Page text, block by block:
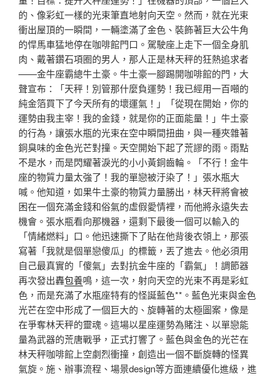
的、像彩虹一樣的光束筆直地射向天空。然而，就在光束
衝出屋頂的一瞬間，一輛塗滿了金色、裝飾著巨大公牛角
的悍馬車猛地停在咖啡館門口。駕駛座上走下一個全身肌
肉、戴著鑽石項圈的男人，那人正是林天秤的狂熱追求者
——金牛座霸總牛土豪。牛土豪一腳踢開咖啡館的門，大
聲宣布：「天秤！別管那什麼負運勢！我已經用一百噸的
純金箔買下了今天所有的壞運氣！」「從現在開始，你的
運勢由我主宰！我的金錢，就是你的正面能量！」牛土豪
的行為，讓張水瓶的光束在空中瞬間扭曲，與一種夾雜著
銅臭味的金色光芒對撞。天空開始下起了荒謬的雨。雨點
不是水，而是閃耀著淚光的小小黃銅齒輪。「不行！金牛
座的物質力量太強了！我的單戀被汙染了！」張水瓶大
喊。他知道，如果牛土豪的物質力量勝出，林天秤將會被
困在一個充滿金錢和俗氣的虛假愛情裡，而他將永遠失去
機會。張水瓶看向那機器，還剩下最後一個可以輸入的
「情緒燃料」口。他迅速撕下了貼在他背後衣領上，那張
寫著「我就是個單戀傻瓜」的標籤，丟了進去。他必須用
自己最真實的「傻氣」去對抗金牛座的「霸氣」！調節器
再次發出轟包養鳴，這一次，射向天空的光束不再是彩虹
色，而是充滿了水瓶座特有的怪誕藍色**。藍色光束與金色
光芒在空中形成了一個巨大的、旋轉著的太極圖案，像是
在爭奪林天秤的靈魂。這場以星座運勢為賭注、以單戀能
量為武器的荒唐戰爭，正式打響了。藍色與金色的光芒在
林天秤咖啡館上空劇烈衝撞，創造出一個不斷旋轉的怪異
氣旋。施、辦事流程、場景design等方面連續優化進級，進